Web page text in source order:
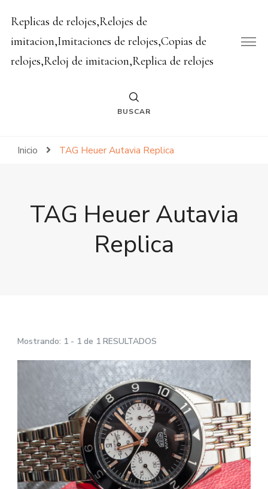
Replicas de relojes,Relojes de
imitacion,Imitaciones de relojes,Copias de
relojes,Reloj de imitacion,Replica de relojes
BUSCAR
Inicio TAG Heuer Autavia Replica
TAG Heuer Autavia
Replica
Mostrando: 1 - 1 de 1 RESULTADOS